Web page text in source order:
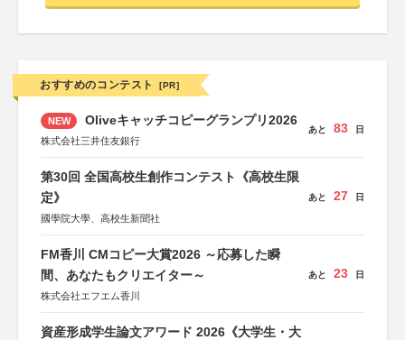
おすすめのコンテスト [PR]
NEW Oliveキャッチコピーグランプリ2026
株式会社三井住友銀行
あと 83 日
第30回 全国高校生創作コンテスト《高校生限
定》
國學院大學、高校生新聞社
あと 27 日
FM香川 CMコピー大賞2026 ～応募した瞬
間、あなたもクリエイター～
株式会社エフエム香川
あと 23 日
資産形成学生論文アワード 2026《大学生・大